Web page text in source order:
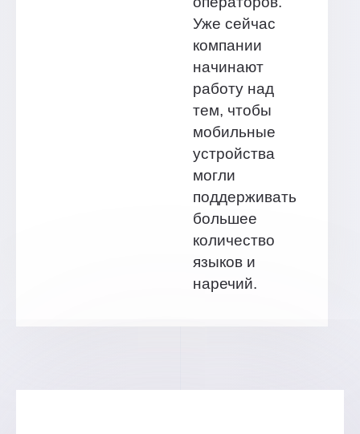
Уже сейчас
компании
начинают
работу над
тем, чтобы
мобильные
устройства
могли
поддерживать
большее
количество
языков и
наречий.